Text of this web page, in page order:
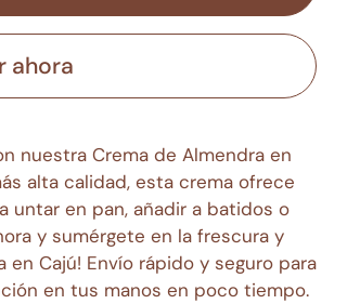
ahora
nuestra Crema de Almendra en
alta calidad, esta crema ofrece
untar en pan, añadir a batidos o
y sumérgete en la frescura y
Cajú! Envío rápido y seguro para
en tus manos en poco tiempo.